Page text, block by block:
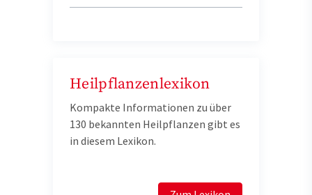
Heilpflanzenlexikon
Kompakte Informationen zu über
130 bekannten Heilpflanzen gibt es
in diesem Lexikon.